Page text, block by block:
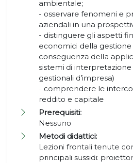
ambientale;
- osservare fenomeni e
aziendali in una
- distinguere gli aspetti
economici della
conseguenza della
sistemi di
gestionali d’impresa)
- comprendere le
reddito e capitale
Prerequisiti:
Nessuno
Metodi didattici:
Lezioni frontali tenute
principali sussidi: